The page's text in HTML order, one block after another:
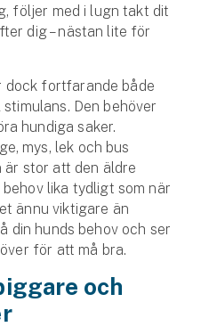
följer med i lugn takt dit
dig – nästan lite för
dock fortfarande både
Den behöver
hundiga saker.
mys, lek och bus
är stor att den äldre
lika tydligt som när
ännu viktigare än
din hunds behov och ser
för att må bra.
och